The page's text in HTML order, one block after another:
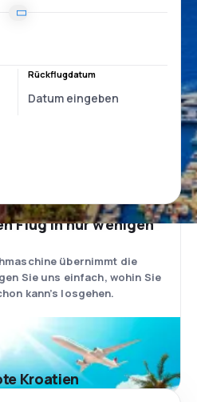
Rückflugdatum
Flug in nur wenigen
übernimmt die
Sie uns einfach, wohin Sie
kann’s losgehen.
Kroatien